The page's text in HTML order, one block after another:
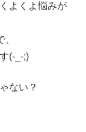
よくよ悩みが
(-_-;)
ない？